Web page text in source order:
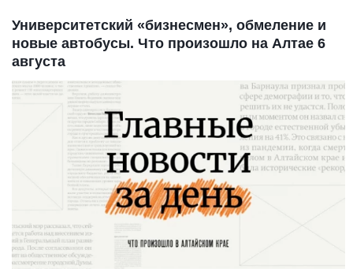
Университетский «бизнесмен», обмеление и
новые автобусы. Что произошло на Алтае 6
августа